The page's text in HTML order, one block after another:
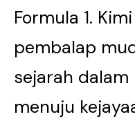
Formula 1.
pembalap
sejarah
menuju